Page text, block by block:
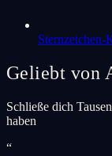
Sternzeichen-
Geliebt von
Schließe dich
haben
“